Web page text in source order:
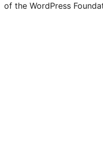
of the WordPress